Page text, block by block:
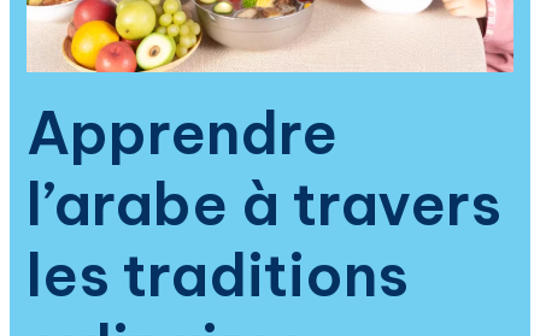
Apprendre
l’arabe à travers
les traditions
de
la
spiritualité
de
la
culture
islamique